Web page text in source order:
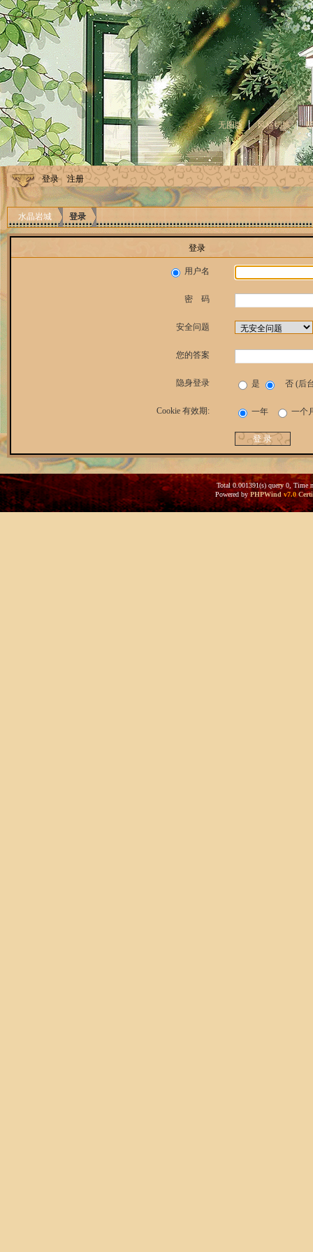
无图版 风格切换
登录 注册
水晶岩城 登录
登录
用户名
密 码
安全问题
您的答案
隐身登录 是 否 (后
Cookie 有效期: 一年 一
Total 0.001391(s) query 0, Time
Powered byPHPWind v7.0